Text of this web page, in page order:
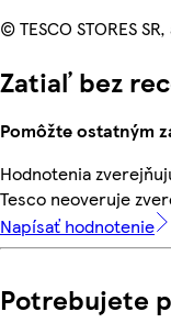
© TESCO STORES
Zatiaľ bez
Pomôžte ostatným
Hodnotenia
Tesco neoveruje
Napísať hodnotenie
Potrebujete